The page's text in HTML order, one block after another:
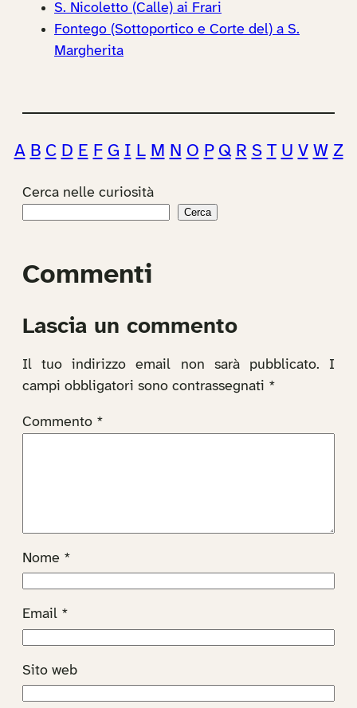
S. Nicoletto (Calle) ai Frari
Fontego (Sottoportico e Corte del) a S.
Margherita
A B C D E F G I L M N O P Q R S T U V W Z
Cerca nelle curiosità
Cerca
Commenti
Lascia un commento
Il tuo indirizzo email non sarà pubblicato.
I
campi obbligatori sono contrassegnati *
Commento *
Nome *
Email *
Sito web